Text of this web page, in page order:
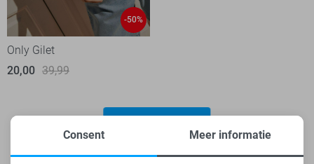
-50%
Only Gilet
20,00 39,99
Consent Meer informatie